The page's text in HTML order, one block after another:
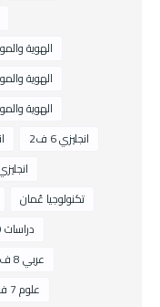
الهوية
الهوية
الهوية
انجليزي 6 ف2
انجليزي 9
تكنولوجيا عُمان
دراسات 9 ف2
عربي 8 ف2
علوم 7 ف2